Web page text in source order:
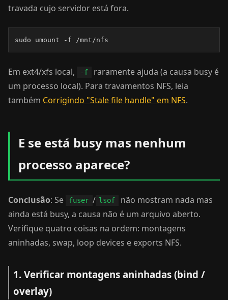
travada cujo servidor está fora.
sudo umount -f /mnt/nfs
Em ext4/xfs local, -f
raramente ajuda (a causa busy é
um processo local). Para travamentos NFS, leia
também Corrigindo "Stale file handle" em NFS.
E se está busy mas nenhum
processo aparece?
Conclusão: Se fuser / lsof
não mostram nada mas
ainda está busy, a causa não é um arquivo aberto.
Verifique quatro coisas na ordem: montagens
aninhadas, swap, loop devices e exports NFS.
1. Verificar montagens aninhadas (bind /
overlay)